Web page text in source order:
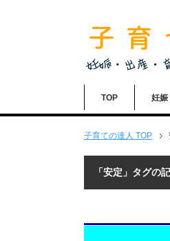
TOP 妊娠
子育ての達人 TOP
「安定」タグの